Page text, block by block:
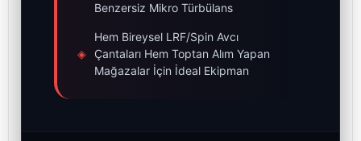
Benzersiz Mikro Türbülans
◈
Hem Bireysel LRF/Spin Avcı
Çantaları Hem Toptan Alım Yapan
Mağazalar İçin İdeal Ekipman